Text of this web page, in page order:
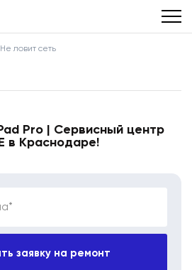
Не ловит сеть
Pro | Сервисный центр
в Краснодаре!
заявку на ремонт